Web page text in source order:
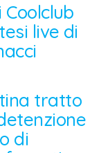
Coolclub
live di
tratto
di